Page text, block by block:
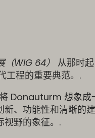
WIG 64）
从那时
工程的重要典范。.
Donauturm 想象成
、功能性和清晰的
视野的象征。.